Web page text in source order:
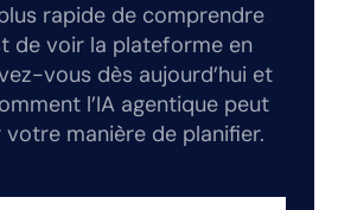
rapide de comprendre
de voir la plateforme en
vous dès aujourd’hui et
l’IA agentique peut
manière de planifier.